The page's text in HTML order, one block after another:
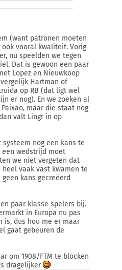
(want patronen moeten
vooral kwaliteit. Vorig
nu speelden we tegen
Dat is gewoon een paar
Lopez en Nieuwkoop
Hartman of
op RB (dat ligt wel
er nog). En we zoeken al
maar die staat nog
valt Lingr in op
nog een kans te
een wedstrijd moet
we niet vergeten dat
vaak vast kwamen te
kans gecreëerd
paar klasse spelers bij.
in Europa nu pas
is, dus hou me er maar
gaat gebeuren de
om 1908/FTM te blocken
dragelijker